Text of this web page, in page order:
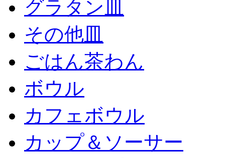
グラタン皿
その他皿
ごはん茶わん
ボウル
カフェボウル
カップ＆ソーサー